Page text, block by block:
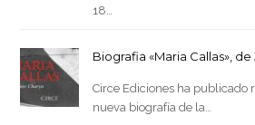
18…
Biografia «Maria Callas»,
Circe Ediciones ha publicado
nueva biografía de la…